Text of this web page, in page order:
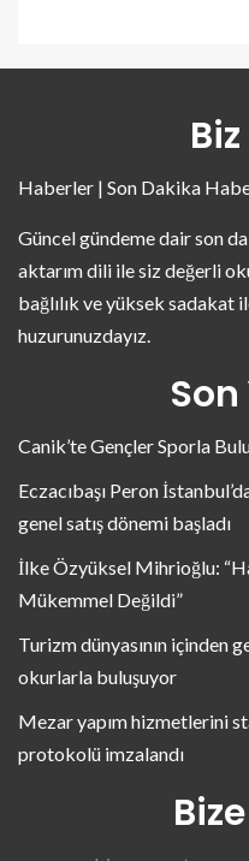
Haberler | Son Dakika
Güncel gündeme dair son
aktarım dili ile siz değerli
bağlılık ve yüksek sadakat
huzurunuzdayız.
Son
Canik’te Gençler Sporla
Eczacıbaşı Peron
genel satış dönemi başladı
İlke Özyüksel Mihrioğlu:
Mükemmel Değildi”
Turizm dünyasının içinden
okurlarla buluşuyor
Mezar yapım hizmetlerini
protokolü imzalandı